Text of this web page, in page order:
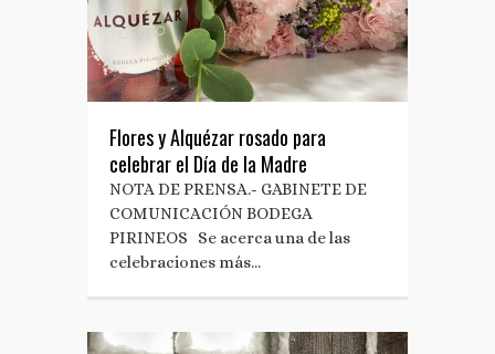
Flores y Alquézar rosado para
celebrar el Día de la Madre
NOTA DE PRENSA.- GABINETE DE
COMUNICACIÓN BODEGA
PIRINEOS Se acerca una de las
celebraciones más…